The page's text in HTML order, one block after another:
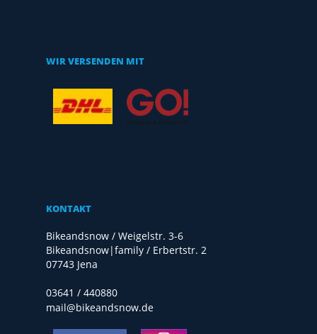
WIR VERSENDEN MIT
KONTAKT
Bikeandsnow / Weigelstr. 3-6
Bikeandsnow|family / Erbertstr. 2
07743 Jena
03641 / 440880
mail@bikeandsnow.de